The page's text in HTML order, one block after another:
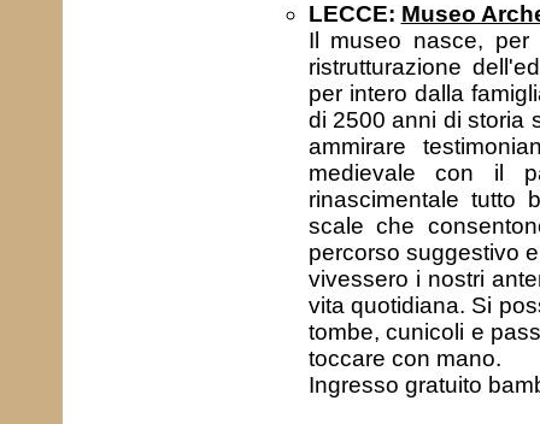
LECCE: Museo
Il museo nasce,
ristrutturazione
per intero dalla
di 2500 anni di storia
ammirare
medievale con il
rinascimentale tutto
scale che
percorso suggestivo
vivessero i nostri
vita quotidiana. Si
tombe, cunicoli e
toccare con mano.
Ingresso gratuito